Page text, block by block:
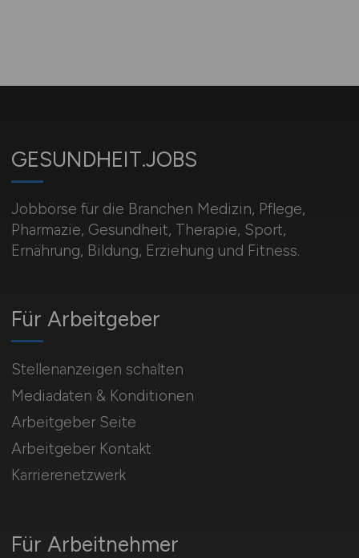
GESUNDHEIT.JOBS
Jobbörse für die Branchen Medizin, Pflege,
Pharmazie, Gesundheit, Therapie, Sport,
Ernährung, Bildung, Erziehung und Fitness.
Für Arbeitnehmer
Für Arbeitgeber
Stellenanzeigen schalten
Mediadaten & Konditionen
Arbeitgeber Seite
Arbeitgeber Kontakt
Karrierenetzwerk